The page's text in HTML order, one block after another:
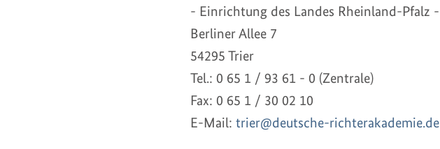
- Einrichtung des Landes Rheinland-Pfalz -
Berliner Allee 7
54295 Trier
Tel.: 0 65 1 / 93 61 - 0 (Zentrale)
Fax: 0 65 1 / 30 02 10
E-Mail: trier@deutsche-richterakademie.de